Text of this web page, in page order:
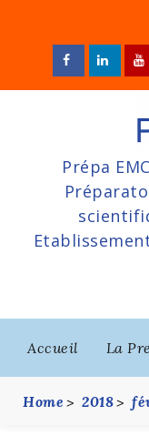
content
Prépa
Accueil La
Home 2018